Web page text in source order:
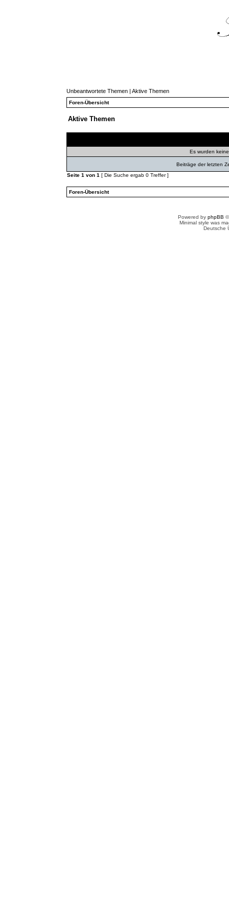
Unbeantwortete Themen | Aktive Themen
Foren-Übersicht
Aktive Themen
Es wurden
Beiträge der letzten
Seite 1 von 1 [ Die Suche ergab 0 Treffer ]
Foren-Übersicht
Powered by phpBB
Minimal style was
Deutsche